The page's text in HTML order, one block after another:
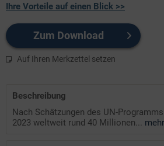
Ihre Vorteile auf einen Blick >>
Zum Download
Auf Ihren Merkzettel setzen
Beschreibung
Nach Schätzungen des UN-
2023 weltweit rund 40 Millionen... mehr